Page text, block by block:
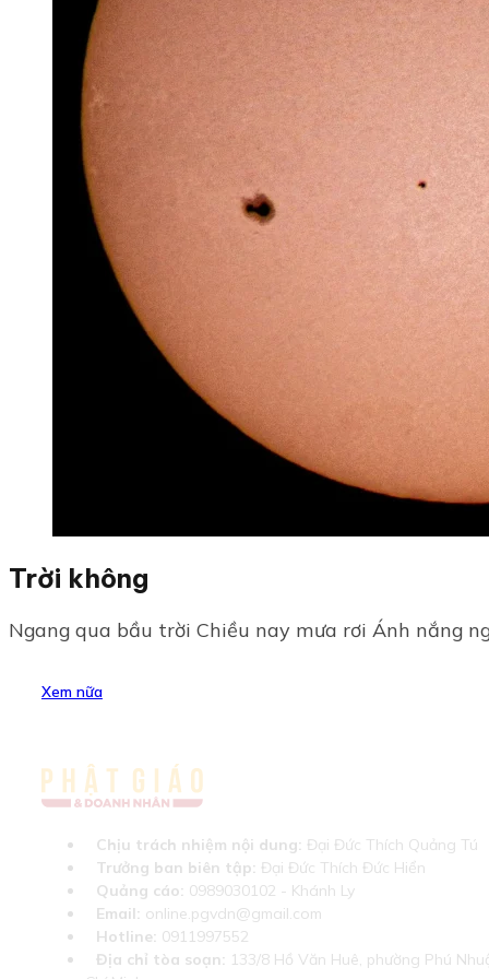
Trời không
Ngang qua bầu trời Chiều nay mưa rơi Ánh nắng
Xem nữa
Chịu trách nhiệm nội dung: Đại Đức Thích Quảng Tú
Trưởng ban biên tập: Đại Đức Thích Đức Hiển
Quảng cáo: 0989030102 - Khánh Ly
Email: online.pgvdn@gmail.com
Hotline: 0911997552
Địa chỉ tòa soạn: 133/8 Hồ Văn Huê, phường Phú